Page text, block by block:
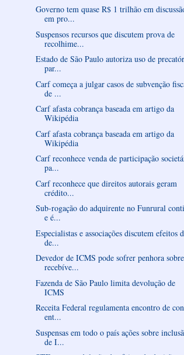
Governo tem quase R$ 1 trilhão em
em pro...
Suspensos recursos que discutem prova de
recolhime...
Estado de São Paulo autoriza uso de
par...
Carf começa a julgar casos de subvenção
de ...
Carf afasta cobrança baseada em artigo da
Wikipédia
Carf afasta cobrança baseada em artigo da
Wikipédia
Carf reconhece venda de participação
pa...
Carf reconhece que direitos autorais geram
crédito...
Sub-rogação do adquirente no Funrural
e é...
Especialistas e associações discutem efeitos
de...
Devedor de ICMS pode sofrer penhora sobre
recebíve...
Fazenda de São Paulo limita devolução de
ICMS
Receita Federal regulamenta encontro de
ent...
Suspensas em todo o país ações sobre
de I...